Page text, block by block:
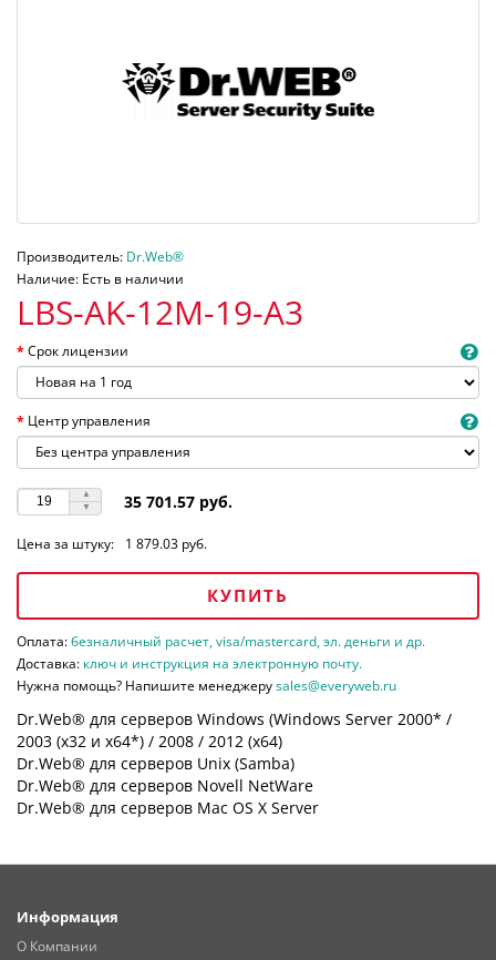
Производитель: Dr.Web®
Наличие: Есть в наличии
LBS-AK-12M-19-A3
Срок лицензии
Центр управления
35 701.57 руб.
Цена за штуку: 1 879.03 руб.
КУПИТЬ
Оплата:безналичный расчет, visa/mastercard, эл. деньги и др.
Доставка: ключ и инструкция на электронную почту.
Нужна помощь? Напишите менеджеруsales@everyweb.ru
Dr.Web® для серверов Windows (Windows Server 2000* /
2003 (х32 и х64*) / 2008 / 2012 (х64)
Dr.Web® для серверов Unix (Samba)
Dr.Web® для серверов Novell NetWare
Dr.Web® для серверов Mac OS X Server
Информация
О Компании